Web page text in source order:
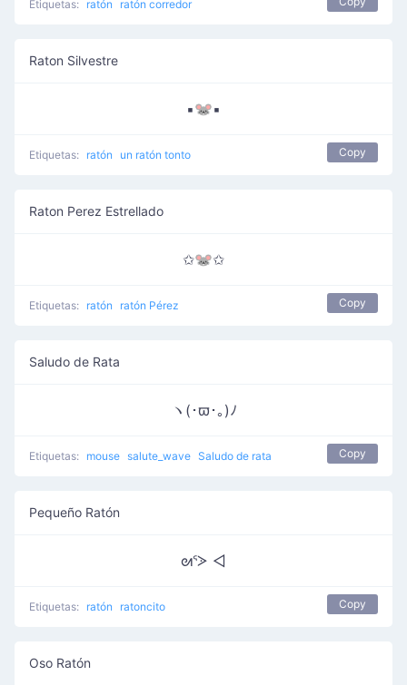
Etiquetas: ratón ratón corredor
Raton Silvestre
▪🐭▪
Etiquetas: ratón un ratón tonto Copy
Raton Perez Estrellado
✩🐭✩
Etiquetas: ratón ratón Pérez Copy
Saludo de Rata
ヽ(･ϖ･｡)ﾉ
Etiquetas: mouse salute_wave Saludo de rata Copy
Pequeño Ratón
ᘛᕐᐷ ◅
Etiquetas: ratón ratoncito Copy
Oso Ratón